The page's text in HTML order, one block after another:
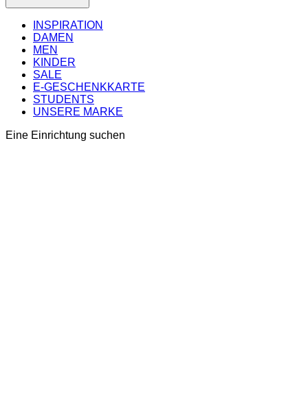
INSPIRATION
DAMEN
MEN
KINDER
SALE
E-GESCHENKKARTE
STUDENTS
UNSERE MARKE
Eine Einrichtung suchen